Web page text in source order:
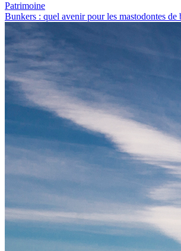
Patrimoine
Bunkers : quel avenir pour les mastodontes de